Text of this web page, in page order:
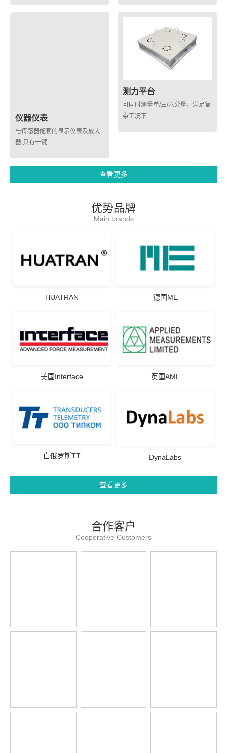
仪器仪表
与传感器配套的显示仪表及放大
器,具有一键...
测力平台
可同时测量单/三/六分量，满足复
杂工况下...
查看更多
优势品牌
Main brands
HUATRAN 德国ME
美国Interface 英国AML
白俄罗斯TT DynaLabs
查看更多
合作客户
Cooperative Customers